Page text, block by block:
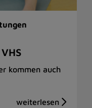
kommen auch